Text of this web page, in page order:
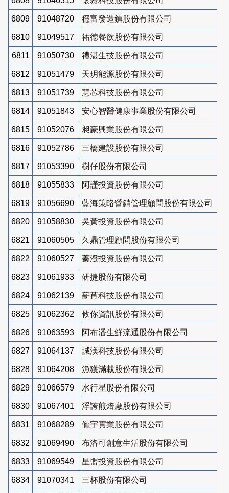
6809 91048720 穩富發造鎮股份有限公司
6810 91049517 祐德餐飲股份有限公司
6811 91050730 禮湛生技股份有限公司
6812 91051479 天玥能源股份有限公司
6813 91051739 慧芯科技股份有限公司
6814 91051843 安心智醫健康事業股份有限公司
6815 91052076 昶豪興業股份有限公司
6816 91052786 三橋建設股份有限公司
6817 91053390 樹仔股份有限公司
6818 91055833 阿謹投資股份有限公司
6819 91056690 藍海策略營銷管理顧問股份有限公司
6820 91058830 吳黃投資股份有限公司
6821 91060505 久鼎管理顧問股份有限公司
6822 91060527 蓁澄投資股份有限公司
6823 91061933 研捷股份有限公司
6824 91062139 薪苒科技股份有限公司
6825 91062362 攸你資訊股份有限公司
6826 91063593 阿布潘生鮮流通股份有限公司
6827 91064137 誠渼科技股份有限公司
6828 91064208 漁獲滿載股份有限公司
6829 91066579 水行星股份有限公司
6830 91067401 浮誇煎焙廠股份有限公司
6831 91068289 儱宇實業股份有限公司
6832 91069490 布洛可創意生活股份有限公司
6833 91069549 星盟投資股份有限公司
6834 91070341 三杯股份有限公司